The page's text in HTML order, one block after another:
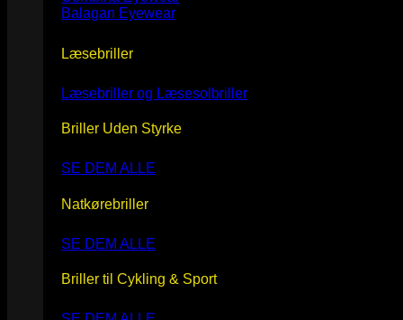
Balagan Eyewear
Læsebriller
Læsebriller og Læsesolbriller
Briller Uden Styrke
SE DEM ALLE
Natkørebriller
SE DEM ALLE
Briller til Cykling & Sport